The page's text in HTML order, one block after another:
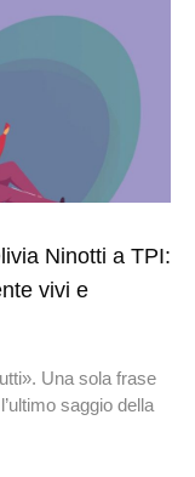
Ninotti a TPI:
vivi e
Una sola frase
saggio della